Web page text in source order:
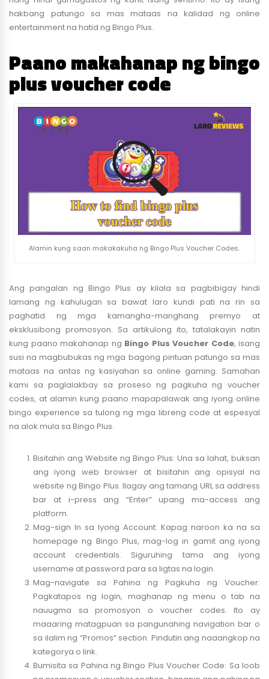
hakbang patungo sa mas mataas na kalidad ng online
entertainment na hatid ng Bingo Plus.
Paano makahanap ng bingo
plus voucher code
Alamin kung saan makakakuha ng Bingo Plus Voucher Codes.
Ang pangalan ng Bingo Plus ay kilala sa pagbibigay hindi
lamang ng kahulugan sa bawat laro kundi pati na rin sa
paghatid ng mga kamangha-manghang premyo at
eksklusibong promosyon. Sa artikulong ito, tatalakayin natin
kung paano makahanap ng Bingo Plus Voucher Code, isang
susi na magbubukas ng mga bagong pintuan patungo sa mas
mataas na antas ng kasiyahan sa online gaming. Samahan
kami sa paglalakbay sa proseso ng pagkuha ng voucher
codes, at alamin kung paano mapapalawak ang iyong online
bingo experience sa tulong ng mga libreng code at espesyal
na alok mula sa Bingo Plus.
Bisitahin ang Website ng Bingo Plus: Una sa lahat, buksan
ang iyong web browser at bisitahin ang opisyal na
website ng Bingo Plus. Ilagay ang tamang URL sa address
bar at i-press ang “Enter” upang ma-access ang
platform.
Mag-sign In sa Iyong Account: Kapag naroon ka na sa
homepage ng Bingo Plus, mag-log in gamit ang iyong
account credentials. Siguruhing tama ang iyong
username at password para sa ligtas na login.
Mag-navigate sa Pahina ng Pagkuha ng Voucher:
Pagkatapos ng login, maghanap ng menu o tab na
nauugma sa promosyon o voucher codes. Ito ay
maaaring matagpuan sa pangunahing navigation bar o
sa ilalim ng “Promos” section. Pindutin ang naaangkop na
kategorya o link.
Bumisita sa Pahina ng Bingo Plus Voucher Code: Sa loob